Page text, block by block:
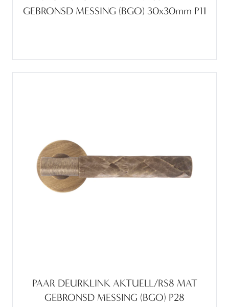
GEBRONSD MESSING (BGO) 30x30mm P11
PAAR DEURKLINK AKTUELL/RS8 MAT
GEBRONSD MESSING (BGO) P28